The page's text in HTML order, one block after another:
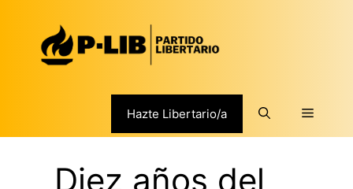
contenido
Hazte Libertario/a Menú
Diez años del